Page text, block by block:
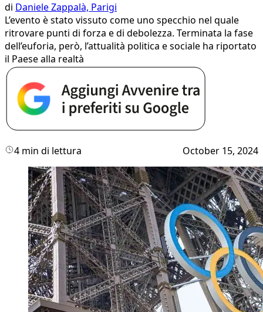
di Daniele Zappalà, Parigi
L’evento è stato vissuto come uno specchio nel quale
ritrovare punti di forza e di debolezza. Terminata la fase
dell’euforia, però, l’attualità politica e sociale ha riportato
il Paese alla realtà
4 min di lettura October 15, 2024